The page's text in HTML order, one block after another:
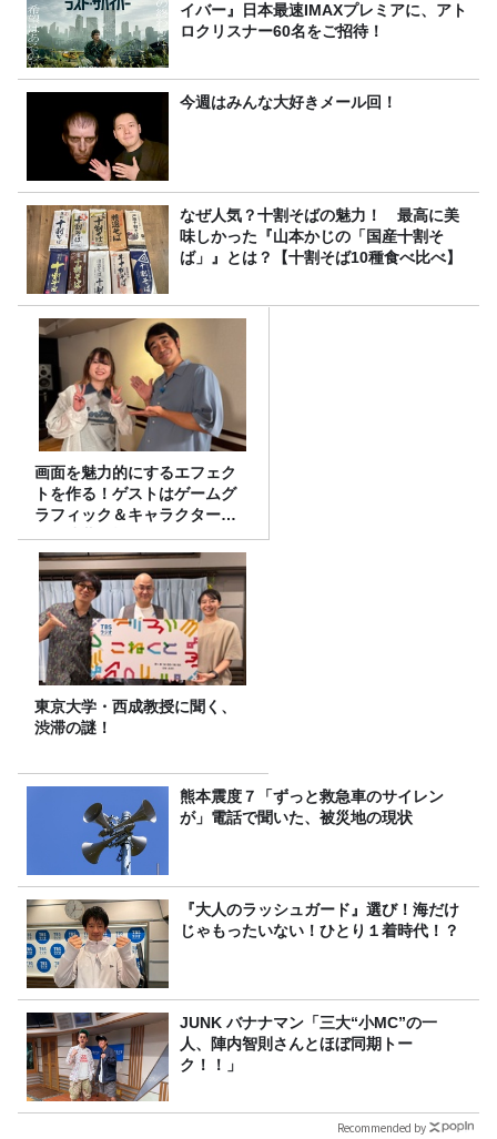
イバー』日本最速IMAXプレミアに、アト
ロクリスナー60名をご招待！
今週はみんな大好きメール回！
なぜ人気？十割そばの魅力！ 最高に美
味しかった『山本かじの「国産十割そ
ば」』とは？【十割そば10種食べ比べ】
画面を魅力的にするエフェク
トを作る！ゲストはゲームグ
ラフィック＆キャラクター専
攻の遠藤里桜さん！
東京大学・西成教授に聞く、
渋滞の謎！
熊本震度７「ずっと救急車のサイレン
が」電話で聞いた、被災地の現状
『大人のラッシュガード』選び！海だけ
じゃもったいない！ひとり１着時代！？
JUNK バナナマン「三大“小MC”の一
人、陣内智則さんとほぼ同期トー
ク！！」
Recommended by